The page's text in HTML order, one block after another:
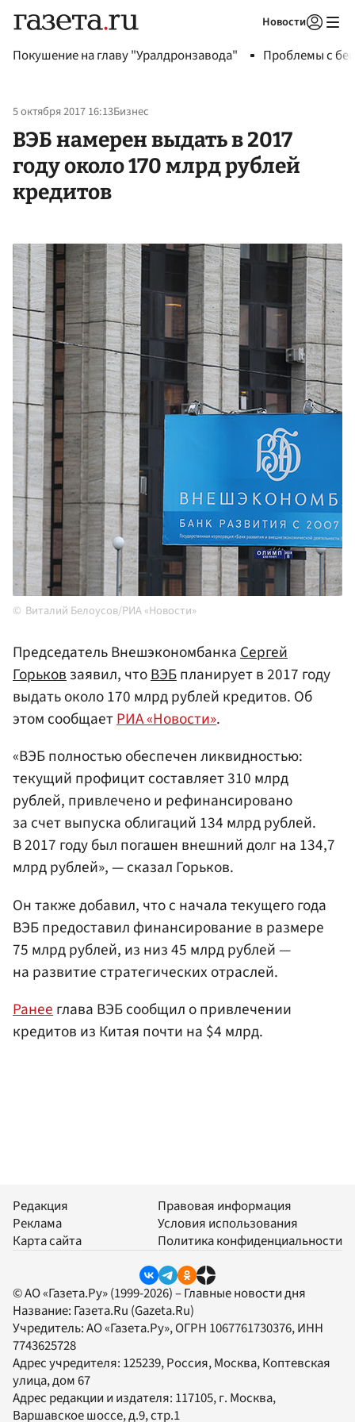
Новости
Покушение на главу "Уралдронзавода" Проблемы с
5 октября 2017 16:13Бизнес
ВЭБ намерен выдать в 2017
году около 170 млрд рублей
кредитов
Виталий Белоусов/РИА «Новости»
Председатель ВнешэкономбанкаСергей
Горьковзаявил, чтоВЭБпланирует в 2017 году
выдать около 170 млрд рублей кредитов. Об
этом сообщаетРИА «Новости».
«ВЭБ полностью обеспечен ликвидностью:
текущий профицит составляет 310 млрд
рублей, привлечено и рефинансировано
за счет выпуска облигаций 134 млрд рублей.
В 2017 году был погашен внешний долг на 134,7
млрд рублей», — сказал Горьков.
Он также добавил, что с начала текущего года
ВЭБ предоставил финансирование в размере
75 млрд рублей, из низ 45 млрд рублей —
на развитие стратегических отраслей.
Ранееглава ВЭБ сообщил о привлечении
кредитов из Китая почти на $4 млрд.
Редакция
Реклама
Карта сайта
Правовая информация
Условия использования
Политика конфиденциальности
© АО «Газета.Ру» (1999-2026) – Главные новости дня
Название: Газета.Ru (Gazeta.Ru)
Учредитель:АО «Газета.Ру», ОГРН 1067761730376, ИНН
7743625728
Адрес учредителя: 125239, Россия, Москва, Коптевская
улица, дом 67
Адрес редакции и издателя: 117105, г. Москва,
Варшавское шоссе, д.9, стр.1